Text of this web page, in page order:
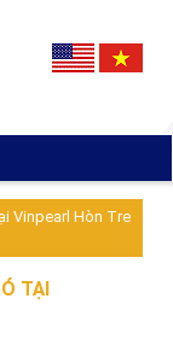
Vinpearl Hòn Tre
TẠI